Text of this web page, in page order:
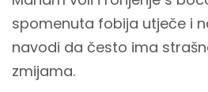
spomenuta fobija utječe i
navodi da često ima
zmijama.